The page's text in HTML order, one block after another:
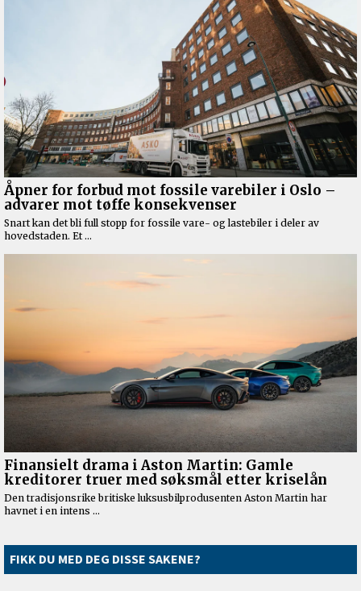
FIKK DU MED DEG DISSE SAKENE?